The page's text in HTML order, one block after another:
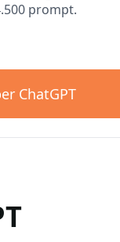
prompt.
ChatGPT